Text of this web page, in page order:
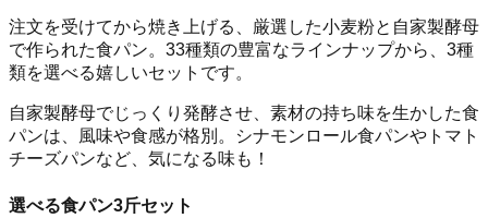
注文を受けてから焼き上げる、厳選した小麦粉と自家製酵母
で作られた食パン。33種類の豊富なラインナップから、3種
類を選べる嬉しいセットです。
自家製酵母でじっくり発酵させ、素材の持ち味を生かした食
パンは、風味や食感が格別。シナモンロール食パンやトマト
チーズパンなど、気になる味も！
選べる食パン3斤セット